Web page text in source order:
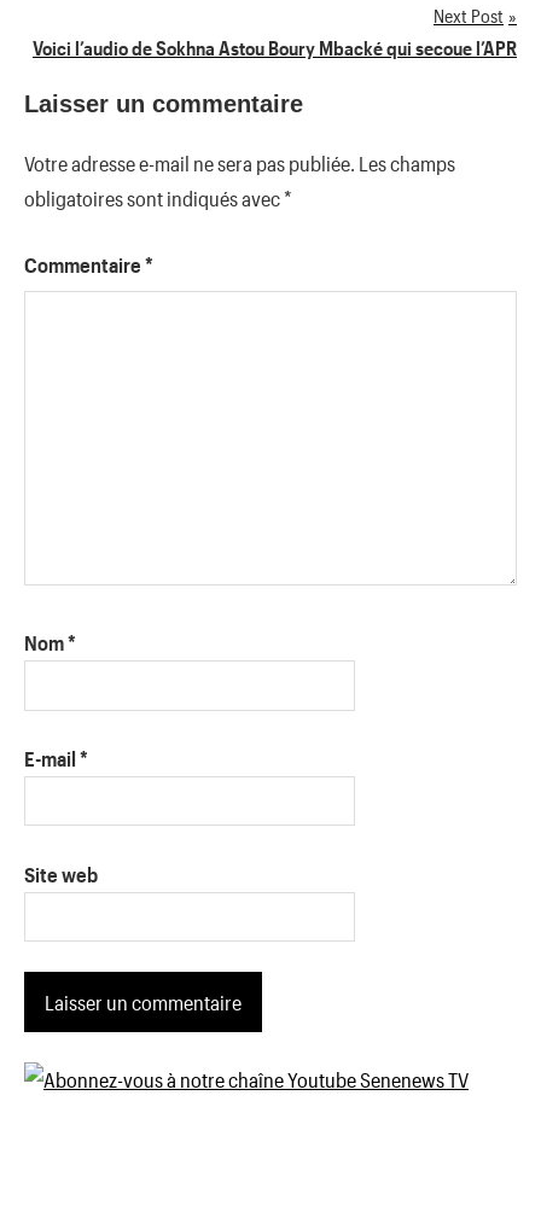
Next Post
Voici l’audio de Sokhna Astou Boury Mbacké qui secoue l’APR
Laisser un commentaire
Votre adresse e-mail ne sera pas publiée. Les champs
obligatoires sont indiqués avec*
Commentaire *
Nom*
E-mail *
Site web